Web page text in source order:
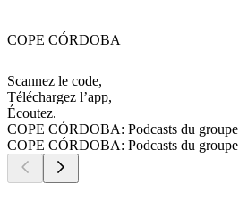
COPE CÓRDOBA
Scannez le code,
Téléchargez l’app,
Écoutez.
COPE CÓRDOBA: Podcasts du groupe
COPE CÓRDOBA: Podcasts du groupe